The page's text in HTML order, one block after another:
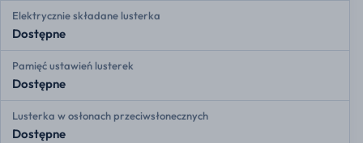
Elektrycznie składane lusterka
Dostępne
Pamięć ustawień lusterek
Dostępne
Lusterka w osłonach przeciwsłonecznych
Dostępne